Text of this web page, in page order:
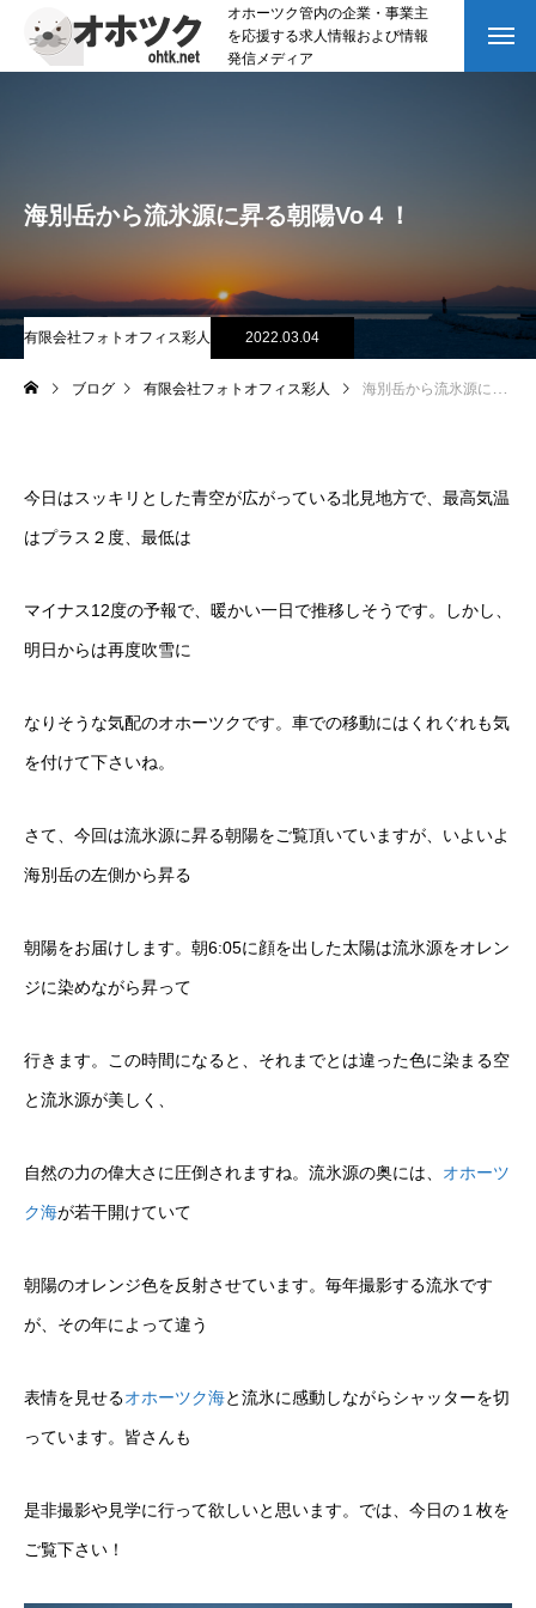
オホーツク管内の企業・事業主
を応援する求人情報および情報
発信メディア
海別岳から流氷源に昇る朝陽Vo４！
有限会社フォトオフィス彩人 2022.03.04
ブログ 有限会社フォトオフィス彩人 海別岳から流氷源に昇る朝陽Vo４！
今日はスッキリとした青空が広がっている北見地方で、最高気温
はプラス２度、最低は
マイナス12度の予報で、暖かい一日で推移しそうです。しかし、
明日からは再度吹雪に
なりそうな気配のオホーツクです。車での移動にはくれぐれも気
を付けて下さいね。
さて、今回は流氷源に昇る朝陽をご覧頂いていますが、いよいよ
海別岳の左側から昇る
朝陽をお届けします。朝6:05に顔を出した太陽は流氷源をオレン
ジに染めながら昇って
行きます。この時間になると、それまでとは違った色に染まる空
と流氷源が美しく、
自然の力の偉大さに圧倒されますね。流氷源の奥には、 オホーツ
ク海が若干開けていて
朝陽のオレンジ色を反射させています。毎年撮影する流氷です
が、その年によって違う
表情を見せるオホーツク海と流氷に感動しながらシャッターを切
っています。皆さんも
是非撮影や見学に行って欲しいと思います。では、今日の１枚を
ご覧下さい！